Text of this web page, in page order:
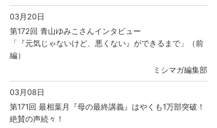
03月20日
第172回 青山ゆみこさんインタビュー
「『元気じゃないけど、悪くない』ができるまで」（前
編）
ミシマガ編集部
03月08日
第171回 最相葉月『母の最終講義』はやくも1万部突破！
絶賛の声続々！